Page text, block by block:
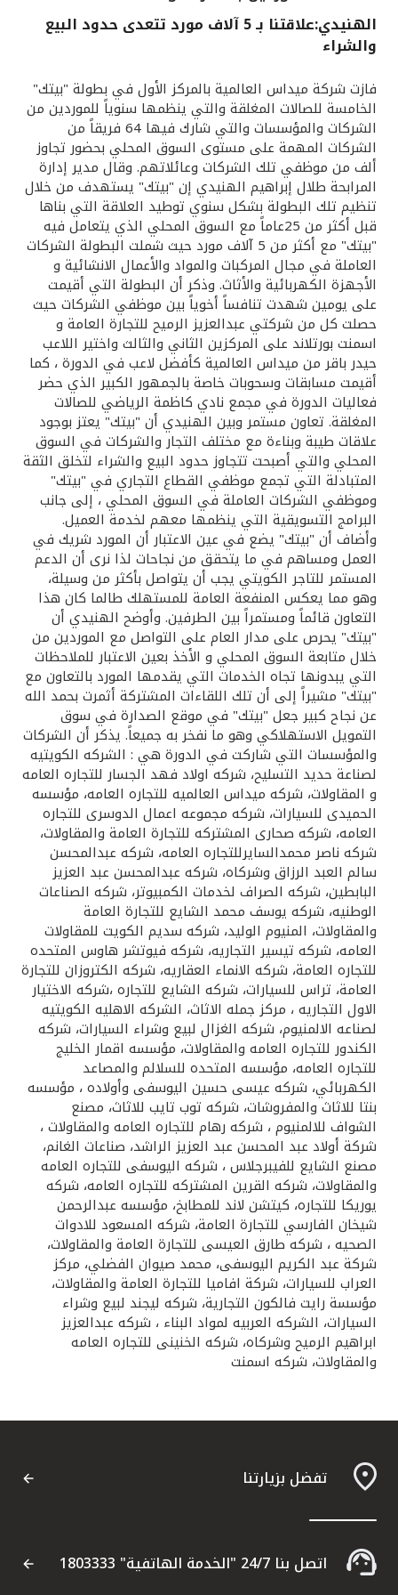
القنوات المصرفية
أدوات وخدمات
خدمات ما بعد البيع
اتصل بنا
مواقع الفروع وأجهزة الصرف الآلي
ألمانيا
ماليزيا
تركيا
مصر
المملكة المتحدة
مملكة البحرين
الهنيدي:علاقتنا بـ 5 آلاف مورد تتعدى حدود البيع
والشراء
فازت شركة ميداس العالمية بالمركز الأول في بطولة "بيتك"
الخامسة للصالات المغلقة والتي ينظمها سنوياً للموردين من
الشركات والمؤسسات والتي شارك فيها 64 فريقاً من
الشركات المهمة على مستوى السوق المحلي بحضور تجاوز
ألف من موظفي تلك الشركات وعائلاتهم. وقال مدير إدارة
المرابحة طلال إبراهيم الهنيدي إن "بيتك" يستهدف من خلال
تنظيم تلك البطولة بشكل سنوي توطيد العلاقة التي بناها
قبل أكثر من 25عاماً مع السوق المحلي الذي يتعامل فيه
"بيتك" مع أكثر من 5 آلاف مورد حيث شملت البطولة الشركات
العاملة في مجال المركبات والمواد والأعمال الانشائية و
الأجهزة الكهربائية والأثاث. وذكر أن البطولة التي أقيمت
على يومين شهدت تنافساً أخوياً بين موظفي الشركات حيث
حصلت كل من شركتي عبدالعزيز الرميح للتجارة العامة و
اسمنت بورتلاند على المركزين الثاني والثالث واختير اللاعب
حيدر باقر من ميداس العالمية كأفضل لاعب في الدورة ، كما
أقيمت مسابقات وسحوبات خاصة بالجمهور الكبير الذي حضر
فعاليات الدورة في مجمع نادي كاظمة الرياضي للصالات
المغلقة. تعاون مستمر وبين الهنيدي أن "بيتك" يعتز بوجود
علاقات طيبة وبناءة مع مختلف التجار والشركات في السوق
المحلي والتي أصبحت تتجاوز حدود البيع والشراء لتخلق الثقة
المتبادلة التي تجمع موظفي القطاع التجاري في "بيتك"
وموظفي الشركات العاملة في السوق المحلي ، إلى جانب
البرامج التسويقية التي ينظمها معهم لخدمة العميل.
وأضاف أن "بيتك" يضع في عين الاعتبار أن المورد شريك في
العمل ومساهم في ما يتحقق من نجاحات لذا نرى أن الدعم
المستمر للتاجر الكويتي يجب أن يتواصل بأكثر من وسيلة،
وهو مما يعكس المنفعة العامة للمستهلك طالما كان هذا
التعاون قائماً ومستمراً بين الطرفين. وأوضح الهنيدي أن
"بيتك" يحرص على مدار العام على التواصل مع الموردين من
خلال متابعة السوق المحلي و الأخذ بعين الاعتبار للملاحظات
التي يبدونها تجاه الخدمات التي يقدمها المورد بالتعاون مع
"بيتك" مشيراً إلى أن تلك اللقاءات المشتركة أثمرت بحمد الله
عن نجاح كبير جعل "بيتك" في موقع الصدارة في سوق
التمويل الاستهلاكي وهو ما نفخر به جميعاً. يذكر أن الشركات
والمؤسسات التي شاركت في الدورة هي : الشركه الكويتيه
لصناعة حديد التسليح، شركه اولاد فهد الجسار للتجاره العامه
و المقاولات، شركه ميداس العالميه للتجاره العامه، مؤسسه
الحميدى للسيارات، شركه مجموعه اعمال الدوسرى للتجاره
العامه، شركه صحارى المشتركه للتجارة العامة والمقاولات،
شركه ناصر محمدالسايرللتجاره العامه، شركه عبدالمحسن
سالم العبد الرزاق وشركاه، شركه عبدالمحسن عبد العزيز
البابطين، شركه الصراف لخدمات الكمبيوتر، شركه الصناعات
الوطنيه، شركه يوسف محمد الشايع للتجارة العامة
والمقاولات، المنيوم الوليد، شركه سديم الكويت للمقاولات
العامه، شركه تيسير التجاريه، شركه فيوتشر هاوس المتحده
للتجاره العامة، شركه الانماء العقاريه، شركه الكتروزان للتجارة
العامة، تراس للسيارات، شركه الشايع للتجاره ،شركه الاختيار
الاول التجاريه ، مركز جمله الاثاث، الشركه الاهليه الكويتيه
لصناعه الالمنيوم، شركه الغزال لبيع وشراء السيارات، شركه
الكندور للتجاره العامه والمقاولات، مؤسسه اقمار الخليج
للتجاره العامه، مؤسسه المتحده للسلالم والمصاعد
الكهربائي، شركه عيسى حسين اليوسفى وأولاده ، مؤسسه
بنتا للاثاث والمفروشات، شركه توب تايب للاثاث، مصنع
الشواف للالمنيوم ، شركه رهام للتجاره العامه والمقاولات ،
شركة أولاد عبد المحسن عبد العزيز الراشد، صناعات الغانم،
مصنع الشايع للفيبرجلاس ، شركه اليوسفى للتجاره العامه
والمقاولات، شركه القرين المشتركه للتجاره العامه، شركه
يوريكا للتجاره، كيتشن لاند للمطابخ، مؤسسه عبدالرحمن
شيخان الفارسي للتجارة العامة، شركه المسعود للادوات
الصحيه ، شركه طارق العيسى للتجارة العامة والمقاولات،
شركة عبد الكريم اليوسفى، محمد صيوان الفضلي، مركز
العراب للسيارات، شركة افاميا للتجارة العامة والمقاولات،
مؤسسة رايت فالكون التجارية، شركه ليجند لبيع وشراء
السيارات، الشركه العربيه لمواد البناء ، شركه عبدالعزيز
ابراهيم الرميح وشركاه، شركه الخنينى للتجاره العامه
والمقاولات، شركه اسمنت
تفضل بزيارتنا
اتصل بنا 24/7 "الخدمة الهاتفية" 1803333